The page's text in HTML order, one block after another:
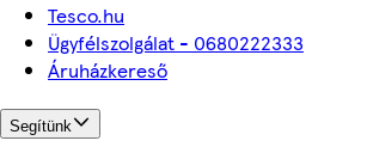
Tesco.hu
Ügyfélszolgálat - 0680222333
Áruházkereső
Segítünk